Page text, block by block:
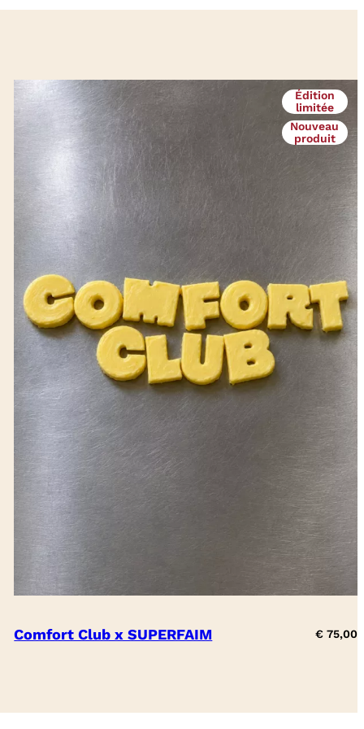
Édition
limitée
Nouveau
produit
Comfort Club x SUPERFAIM €75,00